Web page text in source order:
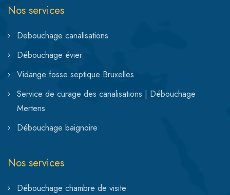
Nos services
Debouchage canalisations
Débouchage évier
Vidange fosse septique Bruxelles
Service de curage des canalisations | Débouchage
Mertens
Débouchage baignoire
Nos services
Débouchage chambre de visite